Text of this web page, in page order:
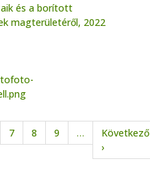
és a borított
magterületéről, 2022
7 8 9 …
Következő
›